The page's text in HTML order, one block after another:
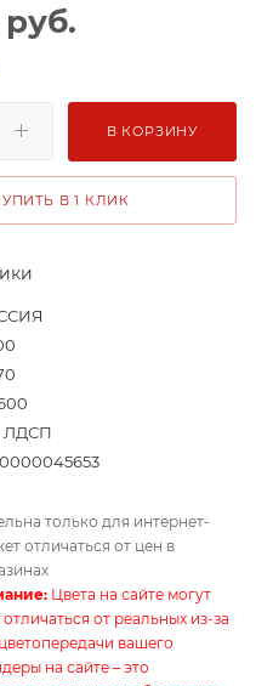
руб.
В КОРЗИНУ
В 1 КЛИК
ЛДСП
только для интернет-
отличаться от цен в
Цвета на сайте могут
от реальных из-за
вашего
на сайте – это